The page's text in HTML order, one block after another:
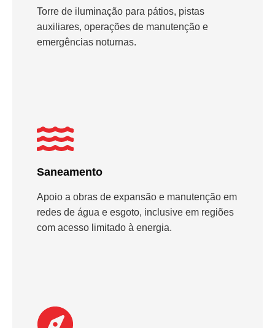
Torre de iluminação para pátios, pistas
auxiliares, operações de manutenção e
emergências noturnas.
Saneamento
Apoio a obras de expansão e manutenção em
redes de água e esgoto, inclusive em regiões
com acesso limitado à energia.